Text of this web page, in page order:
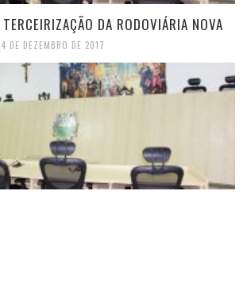
DA RODOVIÁRIA NOVA
4 DE DEZEMBRO DE 2017